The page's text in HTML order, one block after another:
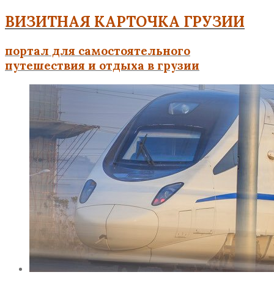
ВИЗИТНАЯ КАРТОЧКА ГРУЗИИ
портал для самостоятельного
путешествия и отдыха в грузии